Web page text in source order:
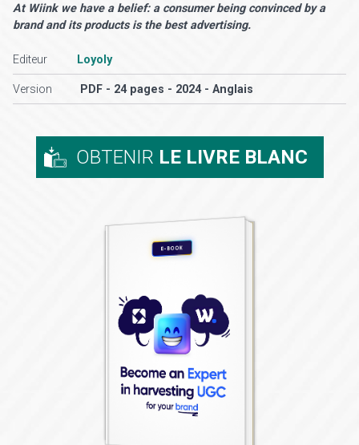
At Wiink we have a belief: a consumer being convinced by a
brand and its products is the best advertising.
Editeur Loyoly
Version PDF - 24 pages - 2024 - Anglais
OBTENIR LE LIVRE BLANC